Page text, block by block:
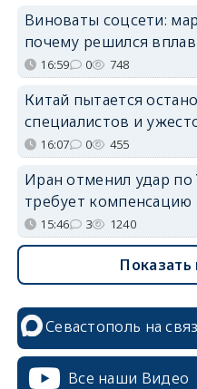
Виноваты соцсети:
почему решился
16:59 0 748
Китай пытается
специалистов и
16:07 0 455
Иран отменил удар по
требует компенсацию
15:46 3 1240
Показать
Севастополь на
Все наши Видео